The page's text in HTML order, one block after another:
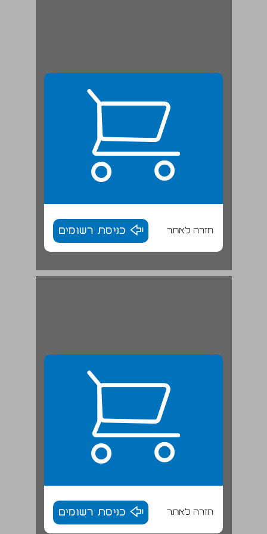
חזרה לאתר כניסת רשומים
חזרה לאתר כניסת רשומים